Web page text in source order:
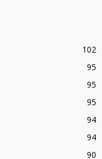
102
95
95
95
94
94
90